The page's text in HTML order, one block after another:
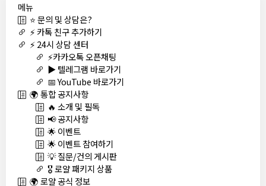
메뉴
⭐ 문의 및 상담은?
⚡ 카톡 친구 추가하기
⚡ 24시 상담 센터
⚡카카오톡 오픈채팅
▶️ 텔레그램 바로가기
📅 YouTube 바로가기
🌍 통합 공지사항
🔥 소개 및 필독
📢 공지사항
🌟 이벤트
🌟 이벤트 참여하기
💡 질문/건의 게시판
🎖️ 로얄 패키지 상품
🌍 로얄 공식 정보